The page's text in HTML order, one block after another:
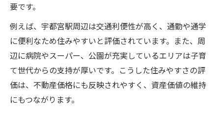
要です。
例えば、宇都宮駅周辺は交通利便性が高く、通勤や通学
に便利なため住みやすいと評価されています。また、周
辺に病院やスーパー、公園が充実しているエリアは子育
て世代からの支持が厚いです。こうした住みやすさの評
価は、不動産価格にも反映されやすく、資産価値の維持
にもつながります。